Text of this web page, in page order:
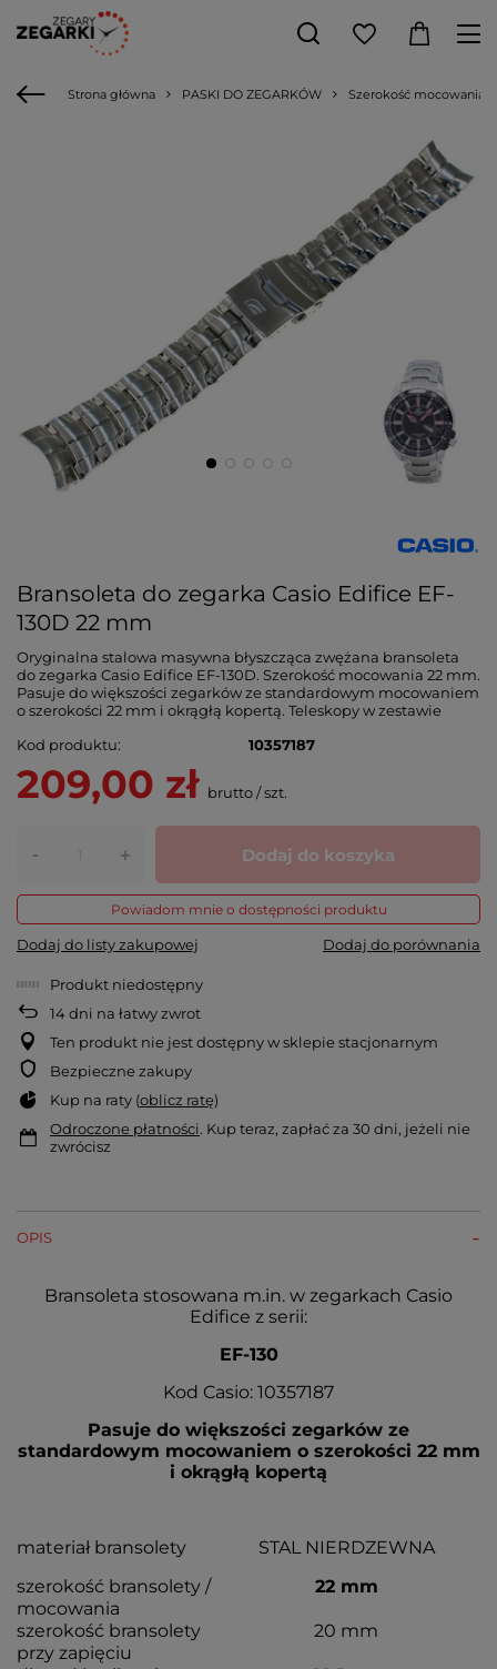
Strona główna PASKI DO ZEGARKÓW Szerokość mocowania
Bransoleta do zegarka Casio Edifice EF-
130D 22 mm
Oryginalna stalowa masywna błyszcząca zwężana bransoleta
do zegarka Casio Edifice EF-130D. Szerokość mocowania 22 mm.
Pasuje do większości zegarków ze standardowym mocowaniem
o szerokości 22 mm i okrągłą kopertą. Teleskopy w zestawie
Kod produktu
10357187
209,00 zł brutto/szt.
- + Dodaj do koszyka
Powiadom mnie o dostępności produktu
Dodaj do listy zakupowej Dodaj do porównania
Produkt niedostępny
14dni na łatwy zwrot
Ten produkt nie jest dostępny w sklepie stacjonarnym
Bezpieczne zakupy
Kup na raty (oblicz ratę)
Odroczone płatności. Kup teraz, zapłać za 30 dni, jeżeli nie
zwrócisz
OPIS
Bransoleta stosowana m.in. w zegarkach Casio
Edifice z serii:
EF-130
Kod Casio: 10357187
Pasuje do większości zegarków ze
standardowym mocowaniem o szerokości 22 mm
i okrągłą kopertą
materiał bransolety
STAL NIERDZEWNA
szerokość bransolety /
mocowania
22 mm
szerokość bransolety
przy zapięciu
20 mm